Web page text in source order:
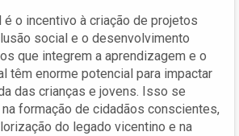
é o incentivo à criação de projetos
social e o desenvolvimento
que integrem a aprendizagem e o
têm enorme potencial para impactar
das crianças e jovens. Isso se
formação de cidadãos conscientes,
do legado vicentino e na